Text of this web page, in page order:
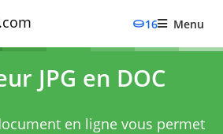
16 Menu
JPG en DOC
en ligne vous permet